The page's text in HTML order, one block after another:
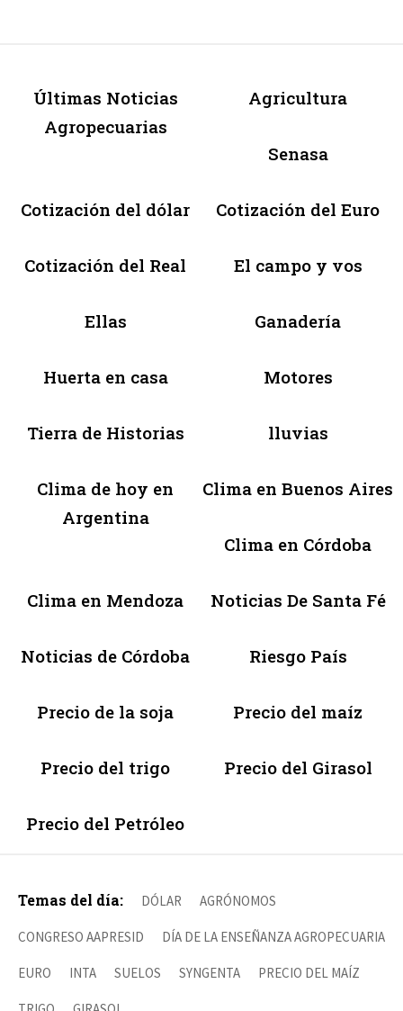
Últimas Noticias
Agropecuarias
Agricultura
Senasa
Cotización del dólar Cotización del Euro
Cotización del Real El campo y vos
Ellas Ganadería
Huerta en casa Motores
Tierra de Historias lluvias
Clima de hoy en
Argentina
Clima en Buenos Aires
Clima en Córdoba
Clima en Mendoza Noticias De Santa Fé
Noticias de Córdoba Riesgo País
Precio de la soja Precio del maíz
Precio del trigo Precio del Girasol
Precio del Petróleo
Temas del día: DÓLAR AGRÓNOMOS
CONGRESO AAPRESID DÍA DE LA ENSEÑANZA AGROPECUARIA
EURO INTA SUELOS SYNGENTA PRECIO DEL MAÍZ